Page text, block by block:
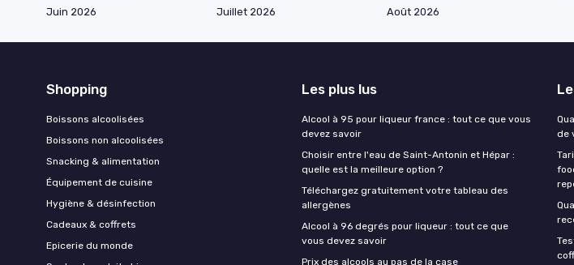
Juin 2026
Juillet 2026 Août 2026
Shopping
Boissons alcoolisées
Boissons non alcoolisées
Snacking & alimentation
Équipement de cuisine
Hygiène & désinfection
Cadeaux & coffrets
Epicerie du monde
Les plus lus
Alcool à 95 pour liqueur france : tout ce que vous
devez savoir
Choisir entre l'eau de Saint-Antonin et Hépar :
quelle est la meilleure option ?
Téléchargez gratuitement votre tableau des
allergènes
Alcool à 96 degrés pour liqueur : tout ce que
vous devez savoir
Prix des alcools au pas de la case
de